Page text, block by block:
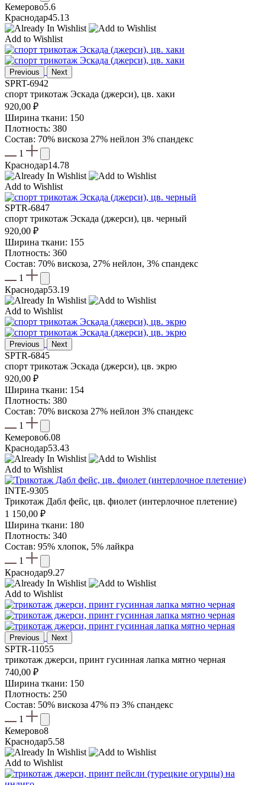
Кемерово5.6
Краснодар45.13
Add to Wishlist
Previous Next
SPRT-6942
спорт трикотаж Эскада (джерси), цв. хаки
920,00 ₽
Ширина ткани: 150
Плотность: 380
Состав: 70% вискоза 27% нейлон 3% спандекс
1
Краснодар14.78
Add to Wishlist
SPTR-6847
спорт трикотаж Эскада (джерси), цв. черный
920,00 ₽
Ширина ткани: 155
Плотность: 360
Состав: 70% вискоза, 27% нейлон, 3% спандекс
1
Краснодар53.19
Add to Wishlist
Previous Next
SPTR-6845
спорт трикотаж Эскада (джерси), цв. экрю
920,00 ₽
Ширина ткани: 154
Плотность: 380
Состав: 70% вискоза 27% нейлон 3% спандекс
1
Кемерово6.08
Краснодар53.43
Add to Wishlist
INTE-9305
Трикотаж Дабл фейс, цв. фиолет (интерлочное плетение)
1 150,00 ₽
Ширина ткани: 180
Плотность: 340
Состав: 95% хлопок, 5% лайкра
1
Краснодар9.27
Add to Wishlist
Previous Next
SPTR-11055
трикотаж джерси, принт гусинная лапка мятно черная
740,00 ₽
Ширина ткани: 150
Плотность: 250
Состав: 50% вискоза 47% пэ 3% спандекс
1
Кемерово8
Краснодар5.58
Add to Wishlist